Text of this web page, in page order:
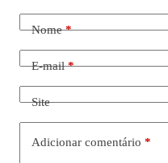
Nome*
E-mail*
Site
Adicionar comentário *